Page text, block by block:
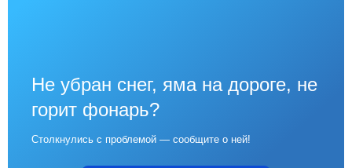
Не убран снег, яма на дороге, не
горит фонарь?
Столкнулись с проблемой — сообщите о ней!